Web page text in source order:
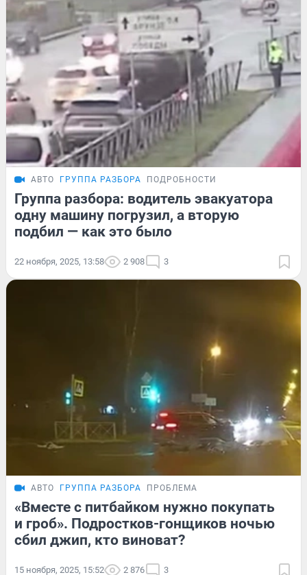
АВТО ГРУППА РАЗБОРА ПОДРОБНОСТИ
Группа разбора: водитель эвакуатора
одну машину погрузил, а вторую
подбил — как это было
22 ноября, 2025, 13:58 2 908 3
АВТО ГРУППА РАЗБОРА ПРОБЛЕМА
«Вместе с питбайком нужно покупать
и гроб». Подростков-гонщиков ночью
сбил джип, кто виноват?
15 ноября, 2025, 15:52 2 876 3